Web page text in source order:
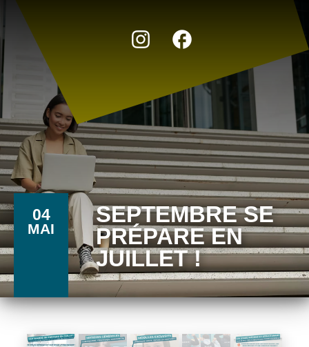
04
MAI
SEPTEMBRE SE
PRÉPARE EN
JUILLET !